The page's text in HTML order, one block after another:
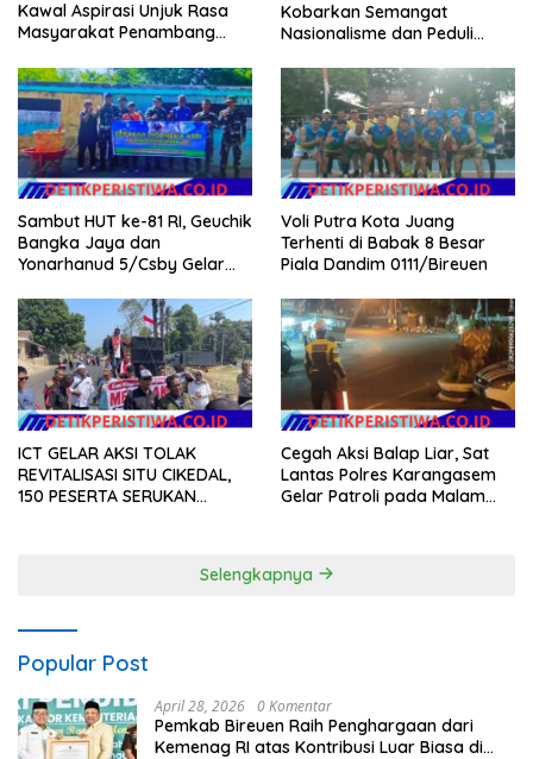
Kawal Aspirasi Unjuk Rasa
Masyarakat Penambang
Kantor Operasional PT.Timah
Kecamatan Gantung.
Kobarkan Semangat
Nasionalisme dan Peduli
Sambut HUT ke-81 RI, Geuchik
Bangka Jaya dan
Yonarhanud 5/Csby Gelar
Gerakan Indonesia Asri
Voli Putra Kota Juang
Terhenti di Babak 8 Besar
Piala Dandim 0111/Bireuen
ICT GELAR AKSI TOLAK
REVITALISASI SITU CIKEDAL,
150 PESERTA SERUKAN
Cegah Aksi Balap Liar, Sat
Lantas Polres Karangasem
Gelar Patroli pada Malam
Selengkapnya
Popular Post
April 28, 2026 0 Komentar
Pemkab Bireuen Raih Penghargaan dari
Kemenag RI atas Kontribusi Luar Biasa di